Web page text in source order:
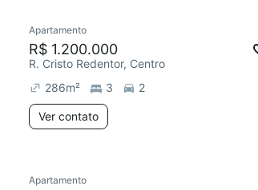
Chegou este mês
Apartamento
R$ 1.200.000
R. Cristo Redentor, Centro
286m² 3 2
Ver contato
Redecorar
Apartamento